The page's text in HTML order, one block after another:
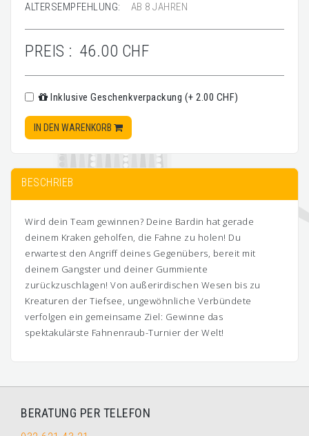
ALTERSEMPFEHLUNG:
AB 8 JAHREN
PREIS : 46.00 CHF
Inklusive Geschenkverpackung (+ 2.00 CHF)
IN DEN WARENKORB
BESCHRIEB
Wird dein Team gewinnen? Deine Bardin hat gerade
deinem Kraken geholfen, die Fahne zu holen! Du
erwartest den Angriff deines Gegenübers, bereit mit
deinem Gangster und deiner Gummiente
zurückzuschlagen! Von außerirdischen Wesen bis zu
Kreaturen der Tiefsee, ungewöhnliche Verbündete
verfolgen ein gemeinsame Ziel: Gewinne das
spektakulärste Fahnenraub-Turnier der Welt!
BERATUNG PER TELEFON